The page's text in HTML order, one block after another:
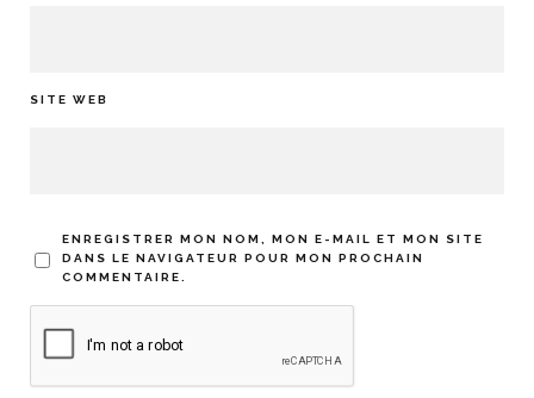
SITE WEB
ENREGISTRER MON NOM, MON E-MAIL ET MON SITE
DANS LE NAVIGATEUR POUR MON PROCHAIN
COMMENTAIRE.